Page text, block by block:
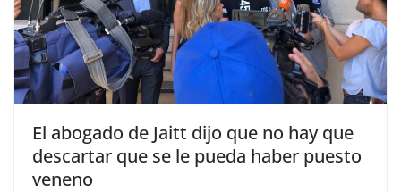
El abogado de Jaitt dijo que no hay que
descartar que se le pueda haber puesto
veneno